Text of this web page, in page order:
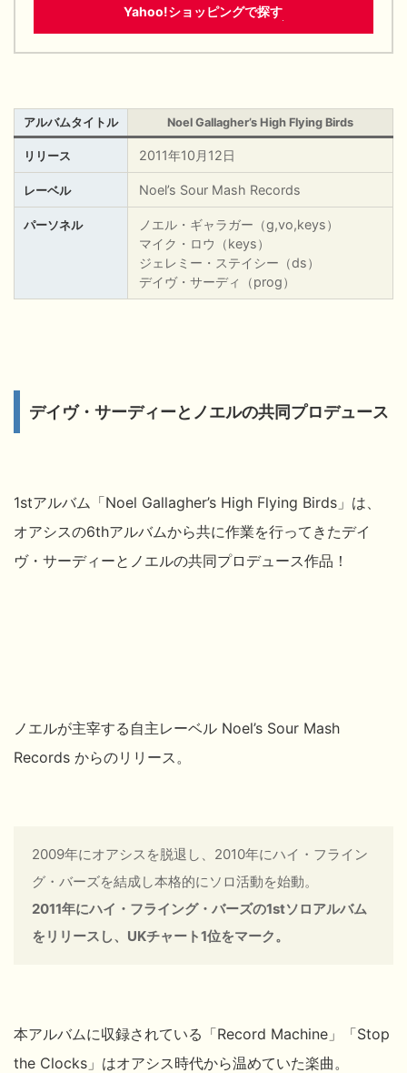
Yahoo!ショッピングで探す
アルバムタイトル Noel Gallagher’s High Flying Birds
リリース 2011年10月12日
レーベル Noel’s Sour Mash Records
パーソネル
ノエル・ギャラガー（g,vo,keys）
マイク・ロウ（keys）
ジェレミー・ステイシー（ds）
デイヴ・サーディ（prog）
デイヴ・サーディーとノエルの共同プロデュース
1stアルバム「Noel Gallagher’s High Flying Birds」は、
オアシスの6thアルバムから共に作業を行ってきたデイ
ヴ・サーディーとノエルの共同プロデュース作品！
ノエルが主宰する自主レーベル Noel’s Sour Mash
Records からのリリース。
2009年にオアシスを脱退し、2010年にハイ・フライン
グ・バーズを結成し本格的にソロ活動を始動。
2011年にハイ・フライング・バーズの1stソロアルバム
をリリースし、UKチャート1位をマーク。
本アルバムに収録されている「Record Machine」「Stop
the Clocks」はオアシス時代から温めていた楽曲。